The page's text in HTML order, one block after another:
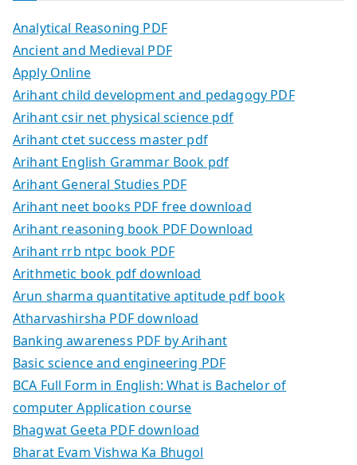
Analytical Reasoning PDF
Ancient and Medieval PDF
Apply Online
Arihant child development and pedagogy PDF
Arihant csir net physical science pdf
Arihant ctet success master pdf
Arihant English Grammar Book pdf
Arihant General Studies PDF
Arihant neet books PDF free download
Arihant reasoning book PDF Download
Arihant rrb ntpc book PDF
Arithmetic book pdf download
Arun sharma quantitative aptitude pdf book
Atharvashirsha PDF download
Banking awareness PDF by Arihant
Basic science and engineering PDF
BCA Full Form in English: What is Bachelor of
computer Application course
Bhagwat Geeta PDF download
Bharat Evam Vishwa Ka Bhugol